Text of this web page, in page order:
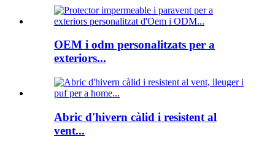
OEM i odm personalitzats per a
exteriors...
Abric d'hivern càlid i resistent al
vent...